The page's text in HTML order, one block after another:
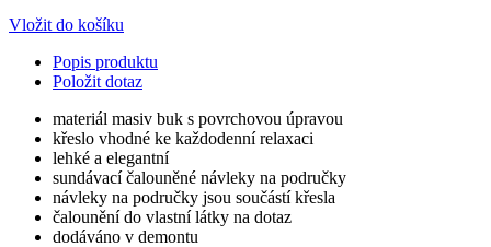
Vložit do košíku
Popis produktu
Položit dotaz
materiál masiv buk s povrchovou úpravou
křeslo vhodné ke každodenní relaxaci
lehké a elegantní
sundávací čalouněné návleky na područky
návleky na područky jsou součástí křesla
čalounění do vlastní látky na dotaz
dodáváno v demontu